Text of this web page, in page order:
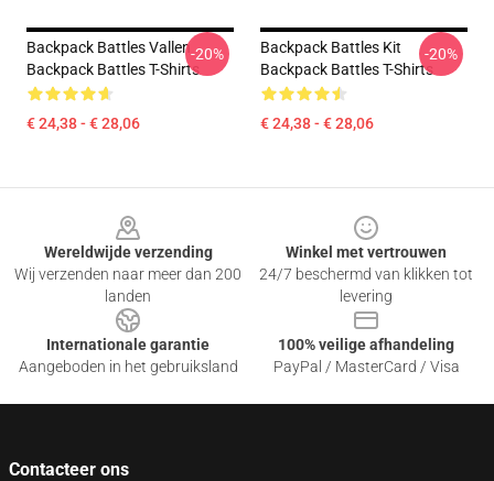
Backpack Battles Vallen
Backpack Battles T-Shirts
€ 24,38 - € 28,06
-20%
Backpack Battles Kit
Backpack Battles T-Shirts
€ 24,38 - € 28,06
-20%
Wereldwijde verzending
Wij verzenden naar meer dan 200
landen
Winkel met vertrouwen
24/7 beschermd van klikken tot
levering
Internationale garantie
Aangeboden in het gebruiksland
100% veilige afhandeling
PayPal / MasterCard / Visa
Contacteer ons